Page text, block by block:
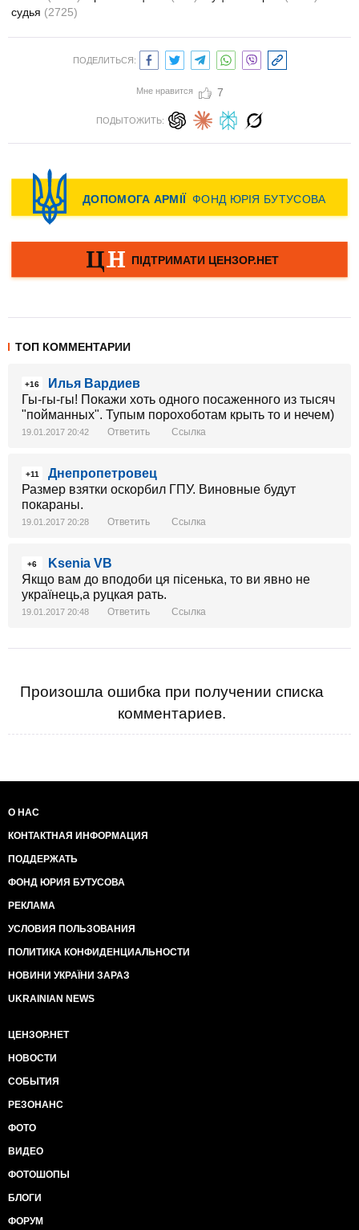
судья (2725)
ПОДЕЛИТЬСЯ:
Мне нравится 7
ПОДЫТОЖИТЬ:
ТОП КОММЕНТАРИИ
+16
Илья Вардиев
Гы-гы-гы! Покажи хоть одного посаженного из тысяч
"пойманных". Тупым порохоботам крыть то и нечем)
19.01.2017 20:42 Ответить Ссылка
+11
Днепропетровец
Размер взятки оскорбил ГПУ. Виновные будут
покараны.
19.01.2017 20:28 Ответить Ссылка
+6
Ksenia VB
Якщо вам до вподоби ця пісенька, то ви явно не
українець,а руцкая рать.
19.01.2017 20:48 Ответить Ссылка
Произошла ошибка при получении списка
комментариев.
О НАС
КОНТАКТНАЯ ИНФОРМАЦИЯ
ПОДДЕРЖАТЬ
ФОНД ЮРИЯ БУТУСОВА
РЕКЛАМА
УСЛОВИЯ ПОЛЬЗОВАНИЯ
ПОЛИТИКА КОНФИДЕНЦИАЛЬНОСТИ
НОВИНИ УКРАЇНИ ЗАРАЗ
UKRAINIAN NEWS
ЦЕНЗОР.НЕТ
НОВОСТИ
СОБЫТИЯ
РЕЗОНАНС
ФОТО
ВИДЕО
ФОТОШОПЫ
БЛОГИ
ФОРУМ